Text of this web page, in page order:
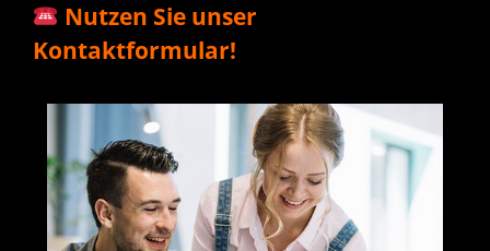
Nutzen Sie unser
Kontaktformular!